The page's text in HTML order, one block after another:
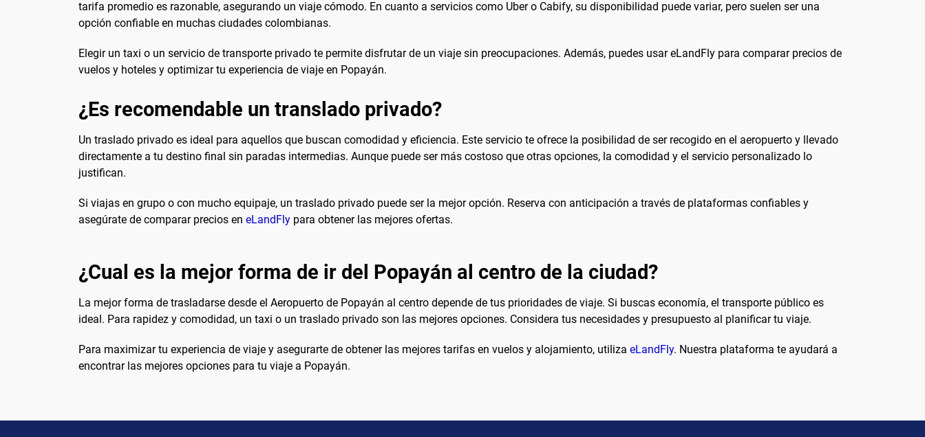
tarifa promedio es razonable, asegurando un viaje cómodo. En cuanto a servicios como Uber o Cabify, su disponibilidad puede variar, pero suelen ser una
opción confiable en muchas ciudades colombianas.
Elegir un taxi o un servicio de transporte privado te permite disfrutar de un viaje sin preocupaciones. Además, puedes usar eLandFly para comparar precios de
vuelos y hoteles y optimizar tu experiencia de viaje en Popayán.
¿Es recomendable un translado privado?
Un traslado privado es ideal para aquellos que buscan comodidad y eficiencia. Este servicio te ofrece la posibilidad de ser recogido en el aeropuerto y llevado
directamente a tu destino final sin paradas intermedias. Aunque puede ser más costoso que otras opciones, la comodidad y el servicio personalizado lo
justifican.
Si viajas en grupo o con mucho equipaje, un traslado privado puede ser la mejor opción. Reserva con anticipación a través de plataformas confiables y
asegúrate de comparar precios en eLandFly para obtener las mejores ofertas.
¿Cual es la mejor forma de ir del Popayán al centro de la ciudad?
La mejor forma de trasladarse desde el Aeropuerto de Popayán al centro depende de tus prioridades de viaje. Si buscas economía, el transporte público es
ideal. Para rapidez y comodidad, un taxi o un traslado privado son las mejores opciones. Considera tus necesidades y presupuesto al planificar tu viaje.
Para maximizar tu experiencia de viaje y asegurarte de obtener las mejores tarifas en vuelos y alojamiento, utiliza eLandFly. Nuestra plataforma te ayudará a
encontrar las mejores opciones para tu viaje a Popayán.